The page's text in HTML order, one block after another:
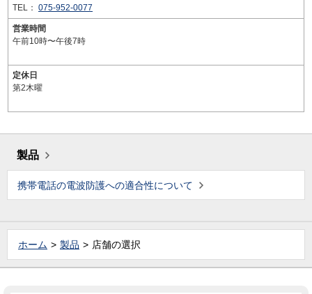
TEL： 075-952-0077
営業時間
午前10時〜午後7時
定休日
第2木曜
製品
携帯電話の電波防護への適合性について
ホーム 製品 店舗の選択